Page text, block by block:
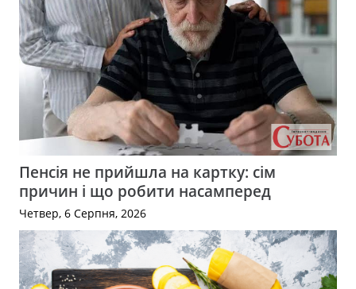
Пенсія не прийшла на картку: сім
причин і що робити насамперед
Четвер, 6 Серпня, 2026